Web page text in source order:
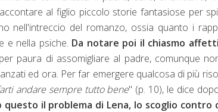
al figlio piccolo storie fantasiose per
nell'intreccio del romanzo, ossia quanto i
e nella psiche. Da notare poi il chiasmo
paura di assomigliare al padre, comunque
ed ora. Per far emergere qualcosa di più
andare sempre tutto bene" (p. 10), le dice
questo il problema di Lena, lo scoglio contro